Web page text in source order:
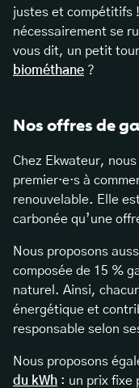
justes et compétitifs
nécessairement se
vous dit, un petit
biométhane ?
Nos offres de
Chez Ekwateur,
premier·e·s à
renouvelable. Elle
carbonée qu’une
Nous proposons
composée de 15 %
naturel. Ainsi,
énergétique et
responsable selon
Nous proposons
du kWh : un prix fixe